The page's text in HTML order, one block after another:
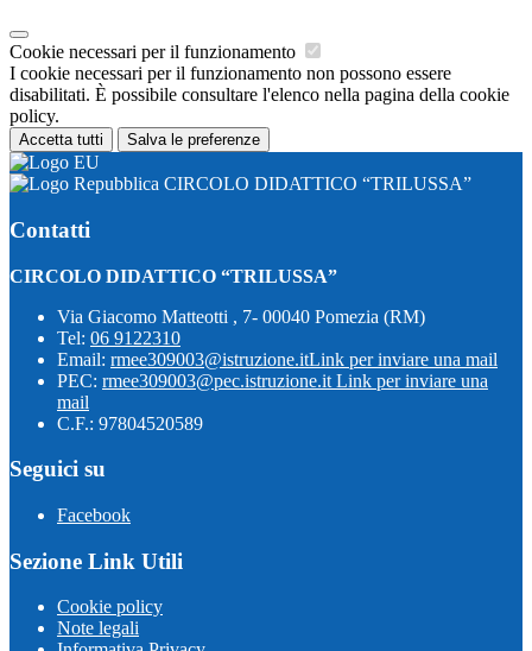
Cookie necessari per il funzionamento
I cookie necessari per il funzionamento non possono essere
disabilitati. È possibile consultare l'elenco nella pagina della cookie
policy.
Accetta tutti Salva le preferenze
CIRCOLO DIDATTICO “TRILUSSA”
Contatti
CIRCOLO DIDATTICO “TRILUSSA”
Via Giacomo Matteotti , 7- 00040 Pomezia (RM)
Tel: 06 9122310
Email: rmee309003@istruzione.itLink per inviare una mail
PEC: rmee309003@pec.istruzione.it Link per inviare una
mail
C.F.: 97804520589
Seguici su
Facebook
Sezione Link Utili
Cookie policy
Note legali